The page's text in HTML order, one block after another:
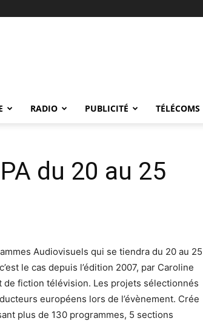
RADIO PUBLICITÉ TÉLÉCOMS
du 20 au 25
Audiovisuels qui se tiendra du 20 au 25
le cas depuis l’édition 2007, par Caroline
fiction télévision. Les projets sélectionnés
européens lors de l’évènement. Crée
plus de 130 programmes, 5 sections